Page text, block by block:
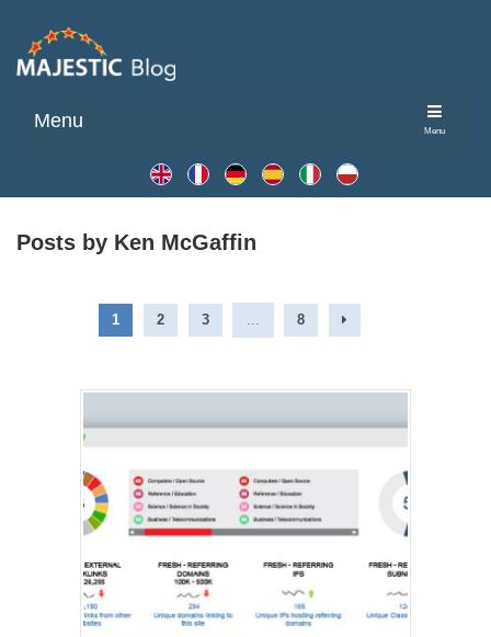
Menu
Menu
Posts by Ken McGaffin
1 2 3 8